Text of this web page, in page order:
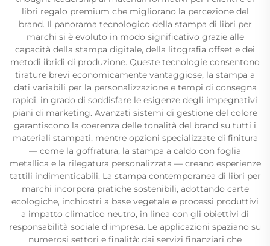
libri regalo premium che migliorano la percezione del
brand. Il panorama tecnologico della stampa di libri per
marchi si è evoluto in modo significativo grazie alle
capacità della stampa digitale, della litografia offset e dei
metodi ibridi di produzione. Queste tecnologie consentono
tirature brevi economicamente vantaggiose, la stampa a
dati variabili per la personalizzazione e tempi di consegna
rapidi, in grado di soddisfare le esigenze degli impegnativi
piani di marketing. Avanzati sistemi di gestione del colore
garantiscono la coerenza delle tonalità del brand su tutti i
materiali stampati, mentre opzioni specializzate di finitura
— come la goffratura, la stampa a caldo con foglia
metallica e la rilegatura personalizzata — creano esperienze
tattili indimenticabili. La stampa contemporanea di libri per
marchi incorpora pratiche sostenibili, adottando carte
ecologiche, inchiostri a base vegetale e processi produttivi
a impatto climatico neutro, in linea con gli obiettivi di
responsabilità sociale d’impresa. Le applicazioni spaziano su
numerosi settori e finalità: dai servizi finanziari che